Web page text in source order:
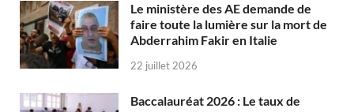
Le ministère des AE demande de
faire toute la lumière sur la mort de
Abderrahim Fakir en Italie
22 juillet 2026
Baccalauréat 2026 : Le taux de